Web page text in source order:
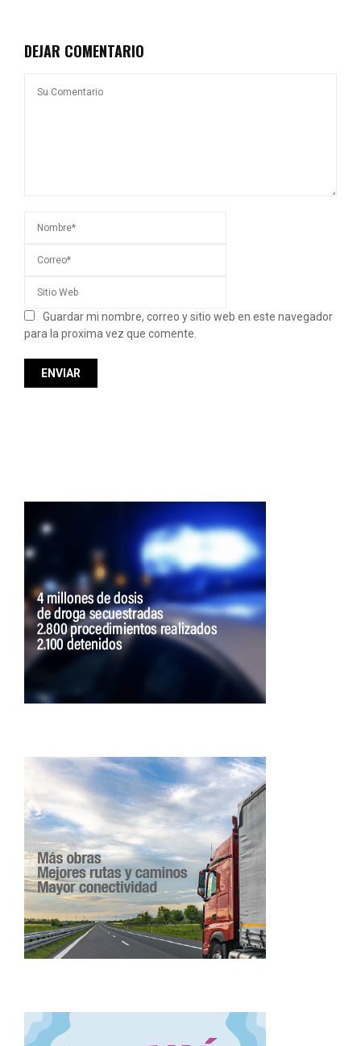
DEJAR COMENTARIO
Guardar mi nombre, correo y sitio web en este navegador
para la proxima vez que comente.